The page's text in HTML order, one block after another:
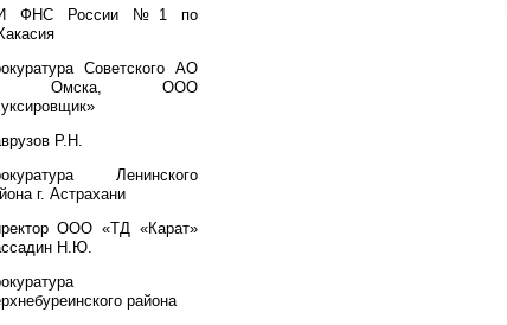
ФНС России №1 по
Советского АО
Омска, ООО
Р.Н.
Ленинского
г. Астрахани
ООО «ТД «Карат»
Н.Ю.
района